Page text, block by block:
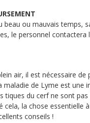
ou mauvais temps,
le personnel
air, il est nécessaire
maladie de Lyme est
tiques du cerf ne sont
la chose essentielle
conseils !